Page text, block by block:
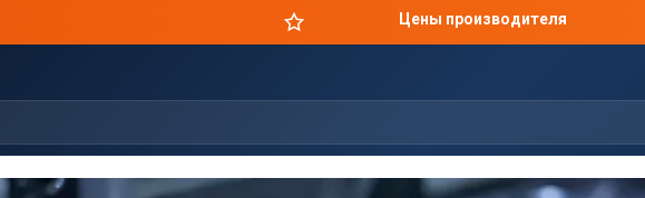
Цены производителя